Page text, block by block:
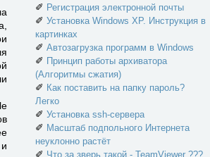
✐ Регистрация электронной почты
✐ Установка Windows XP. Инструкция в
картинках
✐ Автозагрузка программ в Windows
✐ Принцип работы архиватора
(Алгоритмы сжатия)
✐ Как поставить на папку пароль?
Легко
✐ Установка ssh-сервера
✐ Масштаб подпольного Интернета
неуклонно растёт
✐ Что за зверь такой - TeamViewer ???